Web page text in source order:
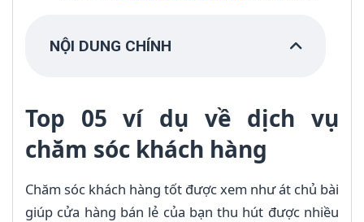
NỘI DUNG CHÍNH
Top 05 ví dụ về dịch vụ
chăm sóc khách hàng
Chăm sóc khách hàng tốt được xem như át chủ bài
giúp cửa hàng bán lẻ của bạn thu hút được nhiều